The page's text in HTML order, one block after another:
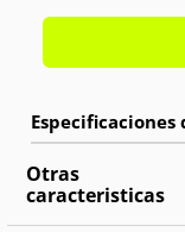
Otras
caracteristicas